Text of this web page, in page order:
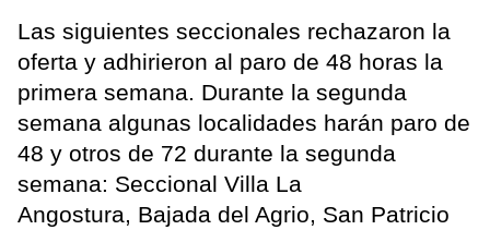
Las siguientes seccionales rechazaron la
oferta y adhirieron al paro de 48 horas la
primera semana. Durante la segunda
semana algunas localidades harán paro de
48 y otros de 72 durante la segunda
semana: Seccional Villa La
Angostura, Bajada del Agrio, San Patricio